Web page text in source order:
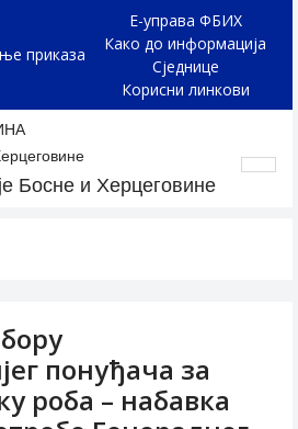
приказа
Е-управа ФБИХ
Како до информација
Сједнице
Корисни линкови
Босне и Херцеговине
понуђача за
роба – набавка